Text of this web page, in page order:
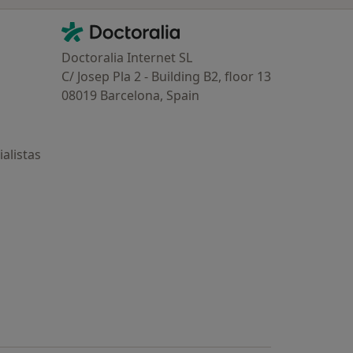
Contacto
Doctoralia - Página de inicio
Doctoralia Internet SL
C/ Josep Pla 2 - Building B2, floor 13
08019 Barcelona, Spain